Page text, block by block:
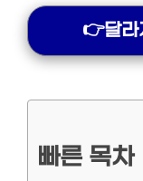
👉달라
빠른 목차